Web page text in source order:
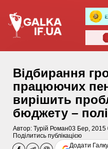
Відбирання
працюючих
вирішить
бюджету –
Автор: Турій Роман03 Бер, 2015
Поділитись публікацією
Додати